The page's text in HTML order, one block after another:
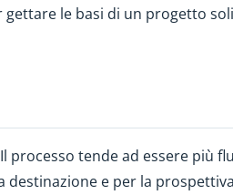
le basi di un progetto
processo tende ad essere più
e per la